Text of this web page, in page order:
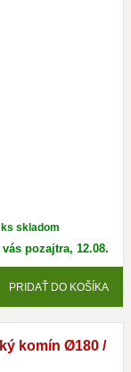
skladom
vás pozajtra, 12.08.
PRIDAŤ DO KOŠÍKA
komín Ø180 /